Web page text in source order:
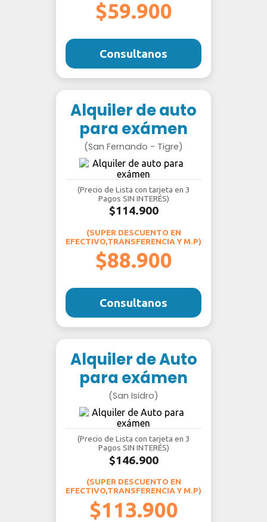
$59.900
Consultanos
Alquiler de auto
para exámen
(San Fernando - Tigre)
(Precio de Lista con tarjeta en 3
Pagos SIN INTERÉS)
$114.900
(SUPER DESCUENTO EN
EFECTIVO,TRANSFERENCIA Y M.P)
$88.900
Consultanos
Alquiler de Auto
para exámen
(San Isidro)
(Precio de Lista con tarjeta en 3
Pagos SIN INTERÉS)
$146.900
(SUPER DESCUENTO EN
EFECTIVO,TRANSFERENCIA Y M.P)
$113.900